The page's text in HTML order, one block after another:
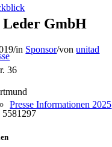
Presse Informationen 2025
GmbH
/in Sponsor/vonunitad
36
5581297